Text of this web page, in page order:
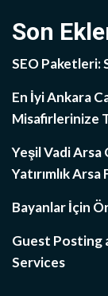
Son
SEO Paketleri:
En İyi Ankara
Misafirlerinize
Yeşil Vadi Arsa
Yatırımlık
Bayanlar İçin
Guest Posting
Services